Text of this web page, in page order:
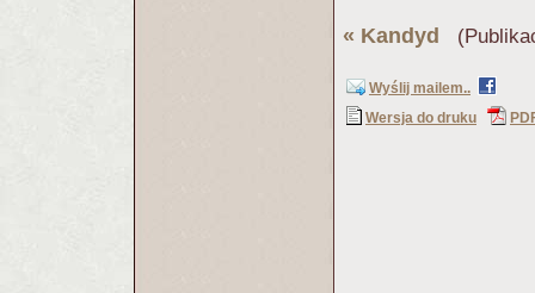
« Kandyd
Wyślij mailem..
Wersja do druku